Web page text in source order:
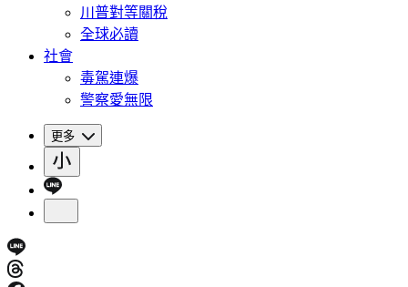
川普對等關稅
全球必讀
社會
毒駕連爆
警察愛無限
更多